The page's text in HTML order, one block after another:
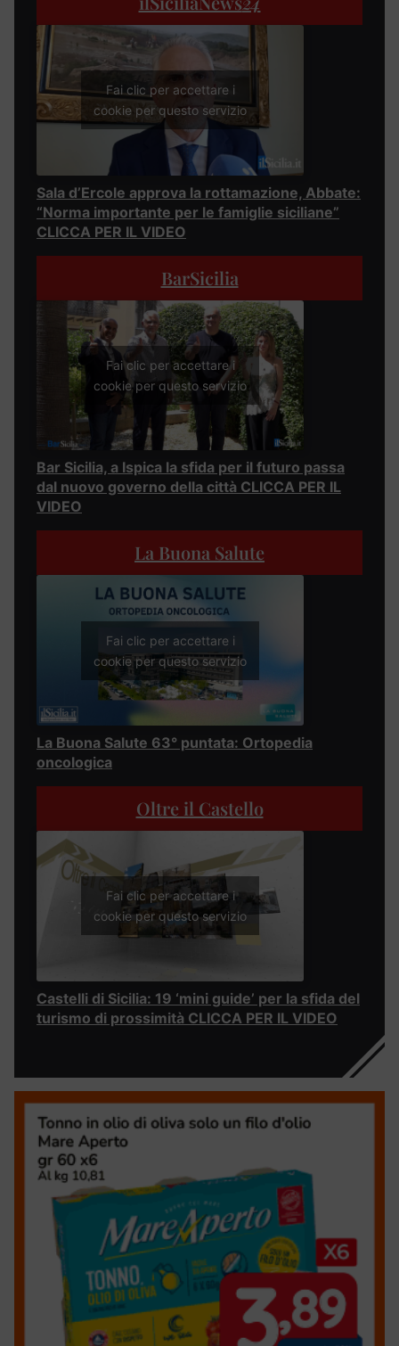
Fai clic per accettare i
cookie per questo servizio
Sala d’Ercole approva la rottamazione, Abbate:
“Norma importante per le famiglie siciliane”
CLICCA PER IL VIDEO
BarSicilia
Fai clic per accettare i
cookie per questo servizio
Bar Sicilia, a Ispica la sfida per il futuro passa
dal nuovo governo della città CLICCA PER IL
VIDEO
La Buona Salute
Fai clic per accettare i
cookie per questo servizio
La Buona Salute 63° puntata: Ortopedia
oncologica
Oltre il Castello
Fai clic per accettare i
cookie per questo servizio
Castelli di Sicilia: 19 ‘mini guide’ per la sfida del
turismo di prossimità CLICCA PER IL VIDEO